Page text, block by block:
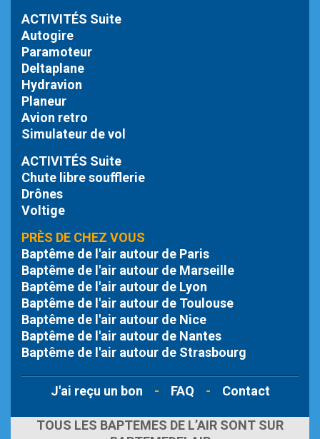
ACTIVITÉS Suite
Autogire
Paramoteur
Deltaplane
Hydravion
Planeur
Avion retro
Simulateur de vol
ACTIVITÉS Suite
Chute libresoufflerie
Drônes
Voltige
PRÈS DE CHEZ VOUS
Baptême de l'air autour de Paris
Baptême de l'air autour de Marseille
Baptême de l'air autour de Lyon
Baptême de l'air autour de Toulouse
Baptême de l'air autour de Nice
Baptême de l'air autour de Nantes
Baptême de l'air autour de Strasbourg
J'ai reçu un bon - FAQ - Contact
TOUS LES BAPTEMES DE L’AIR SONT SUR